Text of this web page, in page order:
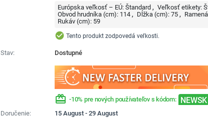
Európska veľkosť – EÚ: Štandard Veľkosť etikety:
Obvod hrudníka (cm): 114 Dĺžka (cm): 75
Rukáv (cm): 59
check_circle Tento produkt zodpovedá veľkosti.
Stav: Dostupné
redeem -10% pre nových používateľov s kódom: NEWSK
Doručenie:
15 August - 29 August